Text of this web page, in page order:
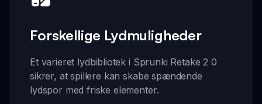
Forskellige Lydmuligheder
Et varieret lydbibliotek i Sprunki Retake 2 0
sikrer, at spillere kan skabe spændende
lydspor med friske elementer.